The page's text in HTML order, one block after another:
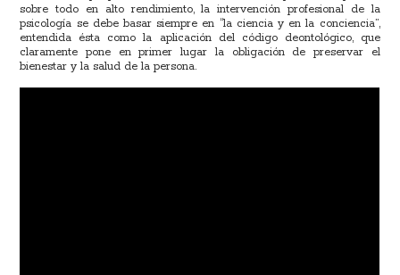
sobre todo en alto rendimiento, la intervención profesional de la
psicología se debe basar siempre en “la ciencia y en la conciencia”,
entendida ésta como la aplicación del código deontológico, que
claramente pone en primer lugar la obligación de preservar el
bienestar y la salud de la persona.